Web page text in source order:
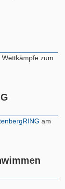
zum
am